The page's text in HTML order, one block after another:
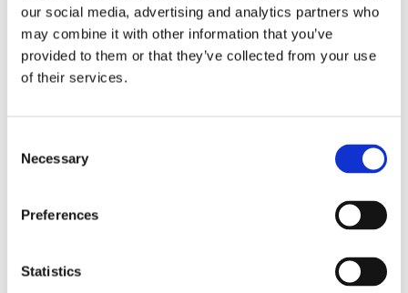
our social media, advertising and analytics partners who
may combine it with other information that you’ve
provided to them or that they’ve collected from your use
of their services.
Selection
Necessary
Preferences
Statistics
ein Kind. Und jedes Kind liebt
Geschichten. Kommen wir also zu den
Regeln.
The reason why
Nummer eins: Das Kind braucht einen
Grund, um mir zuzuhören. Die Tatsache,
dass ich eine Geschichte zu erzählen